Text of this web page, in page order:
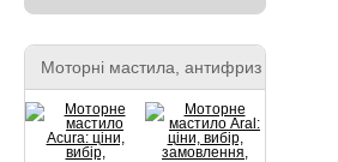
Моторні мастила, антифриз